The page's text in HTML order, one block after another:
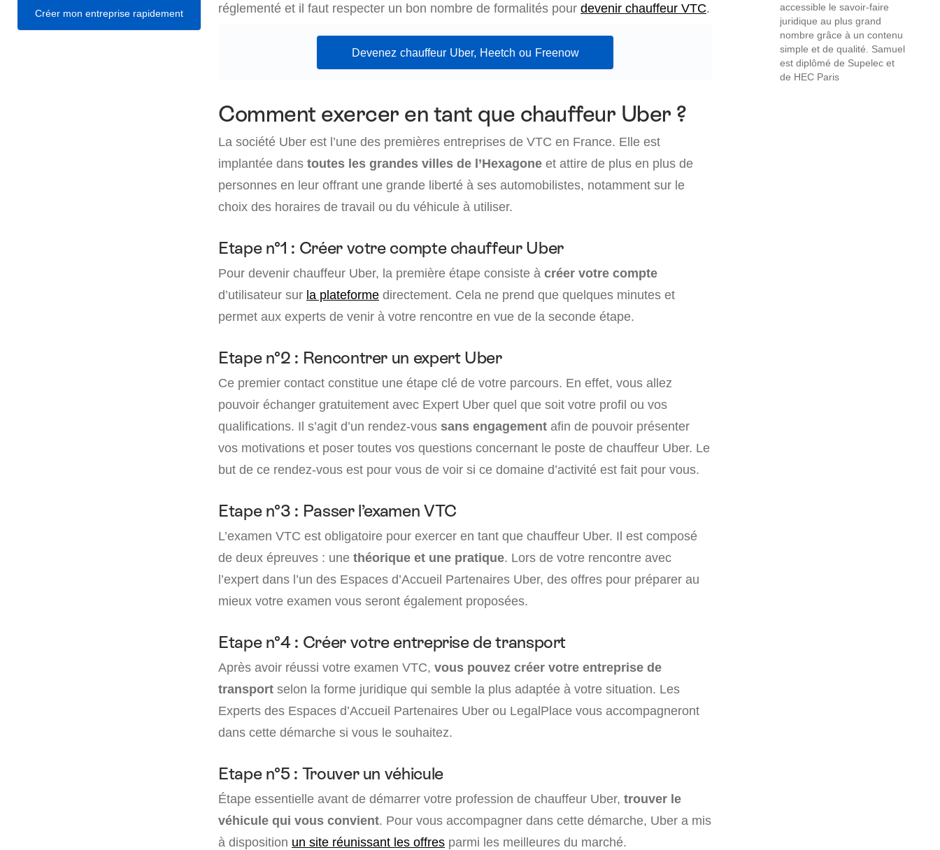
Créer mon entreprise rapidement
réglementé et il faut respecter un bon nombre de formalités pour devenir chauffeur VTC.
Devenez chauffeur Uber, Heetch ou Freenow
Comment exercer en tant que chauffeur Uber ?
La société Uber est l’une des premières entreprises de VTC en France. Elle est
implantée dans toutes les grandes villes de l’Hexagone et attire de plus en plus de
personnes en leur offrant une grande liberté à ses automobilistes, notamment sur le
choix des horaires de travail ou du véhicule à utiliser.
Etape n°1 : Créer votre compte chauffeur Uber
Pour devenir chauffeur Uber, la première étape consiste à créer votre compte
d’utilisateur sur la plateforme directement. Cela ne prend que quelques minutes et
permet aux experts de venir à votre rencontre en vue de la seconde étape.
Etape n°2 : Rencontrer un expert Uber
Ce premier contact constitue une étape clé de votre parcours. En effet, vous allez
pouvoir échanger gratuitement avec Expert Uber quel que soit votre profil ou vos
qualifications. Il s’agit d’un rendez-vous sans engagement afin de pouvoir présenter
vos motivations et poser toutes vos questions concernant le poste de chauffeur Uber. Le
but de ce rendez-vous est pour vous de voir si ce domaine d’activité est fait pour vous.
Etape n°3 : Passer l’examen VTC
L’examen VTC est obligatoire pour exercer en tant que chauffeur Uber. Il est composé
de deux épreuves : une théorique et une pratique. Lors de votre rencontre avec
l’expert dans l’un des Espaces d’Accueil Partenaires Uber, des offres pour préparer au
mieux votre examen vous seront également proposées.
Etape n°4 : Créer votre entreprise de transport
Après avoir réussi votre examen VTC, vous pouvez créer votre entreprise de
transport selon la forme juridique qui semble la plus adaptée à votre situation. Les
Experts des Espaces d’Accueil Partenaires Uber ou LegalPlace vous accompagneront
dans cette démarche si vous le souhaitez.
Etape n°5 : Trouver un véhicule
Étape essentielle avant de démarrer votre profession de chauffeur Uber, trouver le
véhicule qui vous convient. Pour vous accompagner dans cette démarche, Uber a mis
à disposition un site réunissant les offres parmi les meilleures du marché.
accessible le savoir-faire
juridique au plus grand
nombre grâce à un contenu
simple et de qualité. Samuel
est diplômé de Supelec et
de HEC Paris